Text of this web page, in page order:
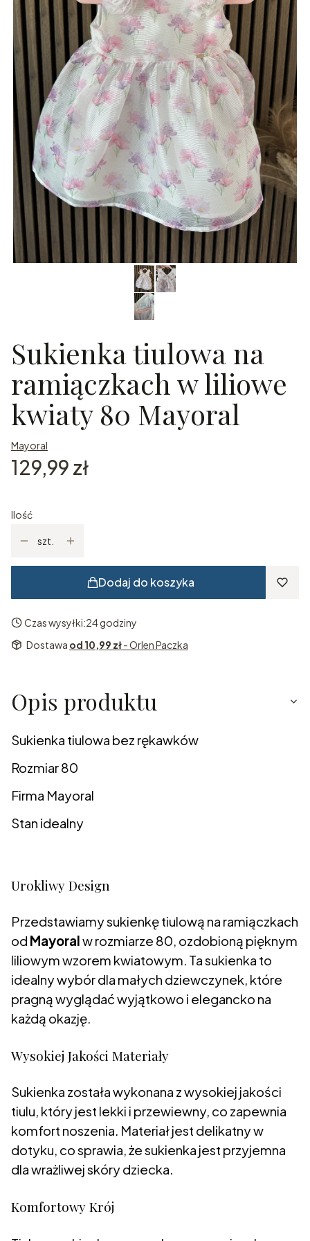
Sukienka tiulowa na
ramiączkach w liliowe
kwiaty 80 Mayoral
Mayoral
Cena
129,99 zł
Ilość
szt.
Dodaj do koszyka
Czas wysyłki:24 godziny
Dostawa od 10,99 zł- Orlen Paczka
Opis produktu
Sukienka tiulowa bez rękawków
Rozmiar 80
Firma Mayoral
Stan idealny
Urokliwy Design
Przedstawiamy sukienkę tiulową na ramiączkach
od Mayoralw rozmiarze 80, ozdobioną pięknym
liliowym wzorem kwiatowym. Ta sukienka to
idealny wybór dla małych dziewczynek, które
pragną wyglądać wyjątkowo i elegancko na
każdą okazję.
Wysokiej Jakości Materiały
Sukienka została wykonana z wysokiej jakości
tiulu, który jest lekki i przewiewny, co zapewnia
komfort noszenia. Materiał jest delikatny w
dotyku, co sprawia, że sukienka jest przyjemna
dla wrażliwej skóry dziecka.
Komfortowy Krój